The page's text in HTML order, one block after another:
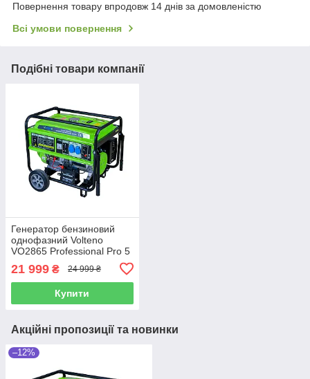
Повернення товару впродовж 14 днів за домовленістю
Всі умови повернення
Подібні товари компанії
Генератор бензиновий
однофазний Volteno
VO2865 Professional Pro 5
21 999 ₴ 24 999 ₴
Купити
Акційні пропозиції та новинки
–12%